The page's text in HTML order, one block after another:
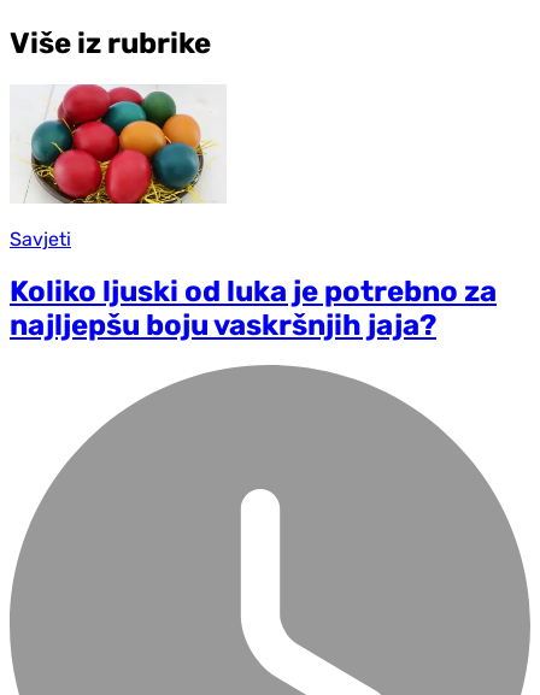
Više iz rubrike
Savjeti
Koliko ljuski od luka je potrebno za
najljepšu boju vaskršnjih jaja?